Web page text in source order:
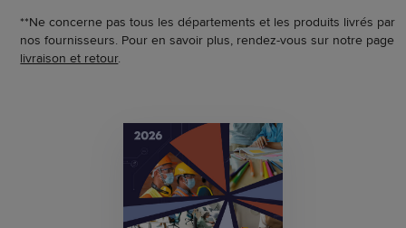
**Ne concerne pas tous les départements et les produits livrés par
nos fournisseurs. Pour en savoir plus, rendez-vous sur notre page
livraison et retour.